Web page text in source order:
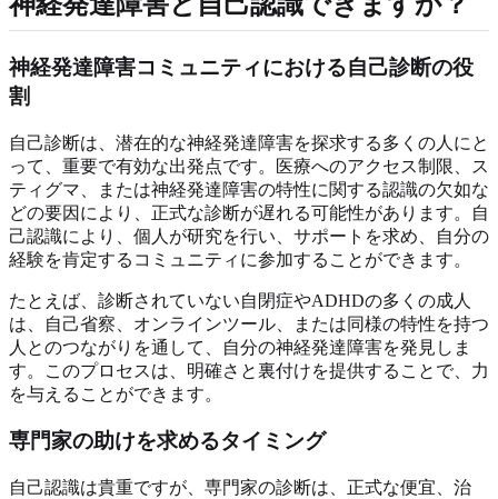
神経発達障害コミュニティにおける自己診断の役
割
自己診断は、潜在的な神経発達障害を探求する多くの人にと
って、重要で有効な出発点です。医療へのアクセス制限、ス
ティグマ、または神経発達障害の特性に関する認識の欠如な
どの要因により、正式な診断が遅れる可能性があります。自
己認識により、個人が研究を行い、サポートを求め、自分の
経験を肯定するコミュニティに参加することができます。
たとえば、診断されていない自閉症やADHDの多くの成人
は、自己省察、オンラインツール、または同様の特性を持つ
人とのつながりを通して、自分の神経発達障害を発見しま
す。このプロセスは、明確さと裏付けを提供することで、力
を与えることができます。
専門家の助けを求めるタイミング
自己認識は貴重ですが、専門家の診断は、正式な便宜、治